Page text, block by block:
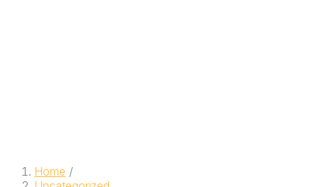
Home /